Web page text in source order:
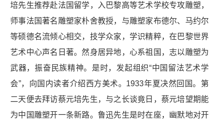
培先生推荐赴法国留学，入巴黎高等艺术学校专攻雕塑，
师事法国著名雕塑家朴舍教授，与雕塑家布德尔、马约尔
等硕德名流倾心相交，技学众家，学识精粹，在巴黎世界
艺术中心声名日著。然身居异地，心系祖国，志以雕塑为
武器，振奋民族精神。是时，发起组织“中国留法艺术学
会”，向国内读者介绍西方美术。1933年夏决然回国。第
二天便去拜访蔡元培先生，与之长谈竟日，蔡元培望期能
为中国雕塑开一条新路。鲁迅先生是时在座，幽默地对开